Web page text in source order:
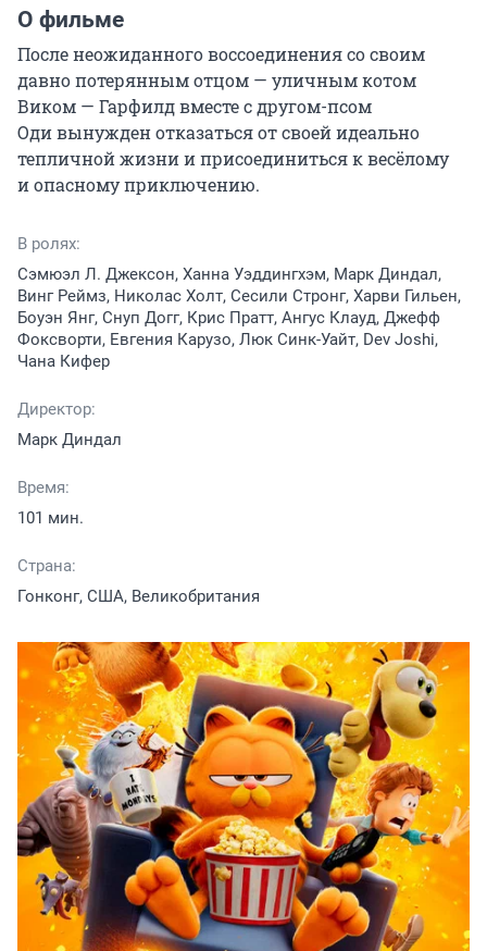
О фильме
После неожиданного воссоединения со своим
давно потерянным отцом — уличным котом
Виком — Гарфилд вместе с другом-псом
Оди вынужден отказаться от своей идеально
тепличной жизни и присоединиться к весёлому
и опасному приключению.
В ролях:
Сэмюэл Л. Джексон, Ханна Уэддингхэм, Марк Диндал,
Винг Реймз, Николас Холт, Сесили Стронг, Харви Гильен,
Боуэн Янг, Снуп Догг, Крис Пратт, Ангус Клауд, Джефф
Фоксворти, Евгения Карузо, Люк Синк-Уайт, Dev Joshi,
Чана Кифер
Директор:
Марк Диндал
Время:
101 мин.
Страна:
Гонконг, США, Великобритания